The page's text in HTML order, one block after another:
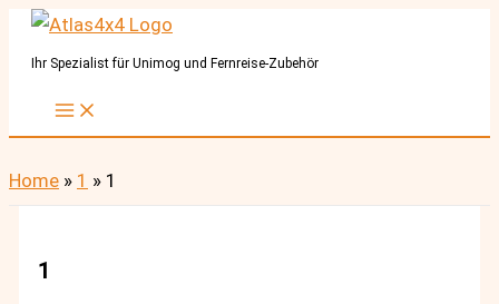
Zum
InhaltIhr Spezialist für Unimog und Fernreise-Zubehör
Home » 1 » 1
1